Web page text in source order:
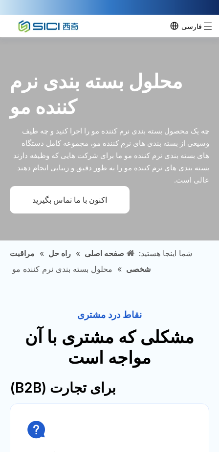
فارسی
محلول بسته بندی نرم
کننده مو
چه یک محصول بسته بندی نرم کننده مو را اجرا کنید و چه طیف
وسیعی از بسته بندی های نرم کننده مو، مجموعه کامل دستگاه
های بسته بندی نرم کننده مو ما برای شرکت هایی که وظیفه دارند
بسته بندی های نرم کننده مو را به طور دقیق و زیبایی انجام دهند
عالی است.
اکنون با ما تماس بگیرید
شما اینجا هستید: صفحه اصلی » راه حل » مراقبت
شخصی » محلول بسته بندی نرم کننده مو
نقاط درد مشتری
مشکلی که مشتری با آن
مواجه است
برای تجارت (B2B)
